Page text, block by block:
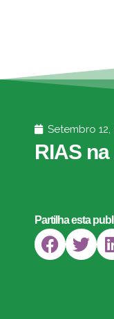
Setembro 12,
RIAS
Partilha esta